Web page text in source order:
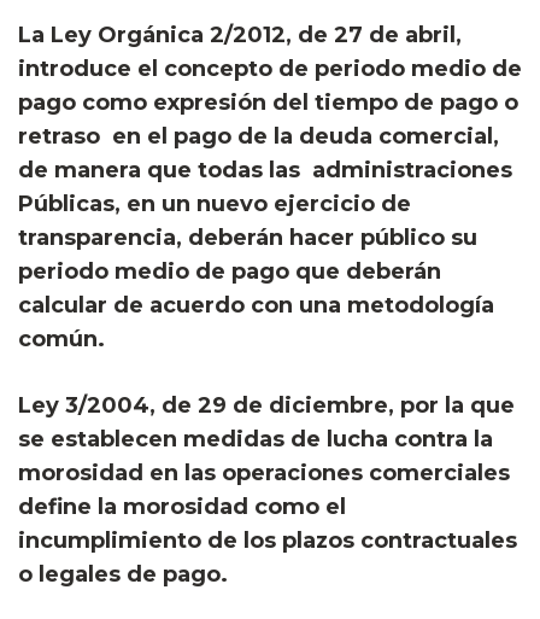
​La Ley Orgánica 2/2012, de 27 de abril,
introduce el concepto de periodo medio de
pago como expresión del tiempo de pago o
retraso en el pago de la deuda comercial,
de manera que todas las administraciones
Públicas, en un nuevo ejercicio de
transparencia, deberán hacer público su
periodo medio de pago que deberán
calcular de acuerdo con una metodología
común.
Ley 3/2004, de 29 de diciembre, por la que
se establecen medidas de lucha contra la
morosidad en las operaciones comerciales
define la morosidad como el
incumplimiento de los plazos contractuales
o legales de pago.